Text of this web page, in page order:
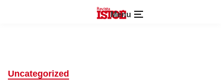
Menu
Uncategorized